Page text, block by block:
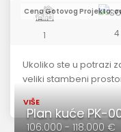
Cena Gotovog Projekta:
1 4
Ukoliko ste u potrazi
veliki stambeni
VIŠE
Plan kuće PK-
106.000 - 118.000 €